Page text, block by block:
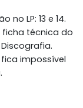
LP: 13 e 14.
ficha técnica do
impossível